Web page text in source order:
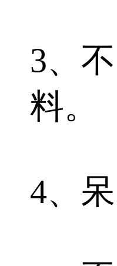
3、
料。
4、呆